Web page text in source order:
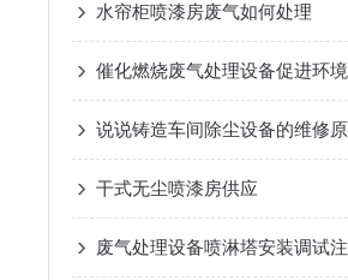
水帘柜喷漆房废气如何处理
干式无尘喷漆房供应